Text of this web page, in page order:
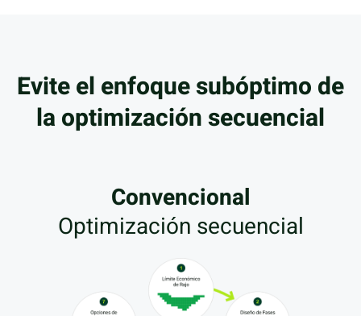
Evite el enfoque subóptimo de
la optimización secuencial
Convencional
Optimización secuencial